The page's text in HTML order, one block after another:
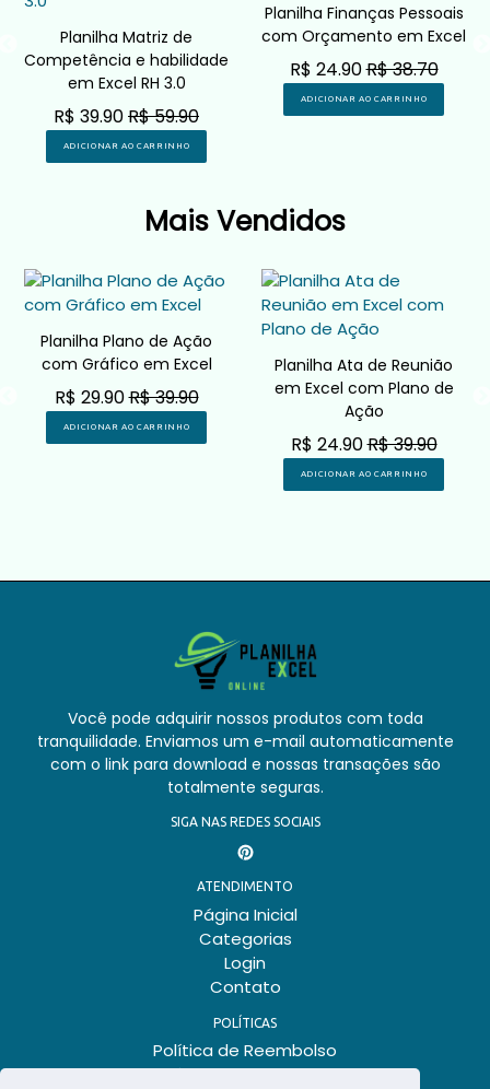
Planilha Matriz de
Competência e habilidade
em Excel RH 3.0
R$ 39.90R$ 59.90
ADICIONAR AO CARRINHO
Planilha Finanças Pessoais
com Orçamento em Excel
R$ 24.90R$ 38.70
ADICIONAR AO CARRINHO
Mais Vendidos
Planilha Plano de Ação
com Gráfico em Excel
R$ 29.90R$ 39.90
ADICIONAR AO CARRINHO
Planilha Ata de Reunião
em Excel com Plano de
Ação
R$ 24.90R$ 39.90
ADICIONAR AO CARRINHO
Você pode adquirir nossos produtos com toda
tranquilidade. Enviamos um e-mail automaticamente
com o link para download e nossas transações são
totalmente seguras.
SIGA NAS REDES SOCIAIS
Pinterest
ATENDIMENTO
Página Inicial
Categorias
Login
Contato
POLÍTICAS
Política de Reembolso
Política de Privacidade